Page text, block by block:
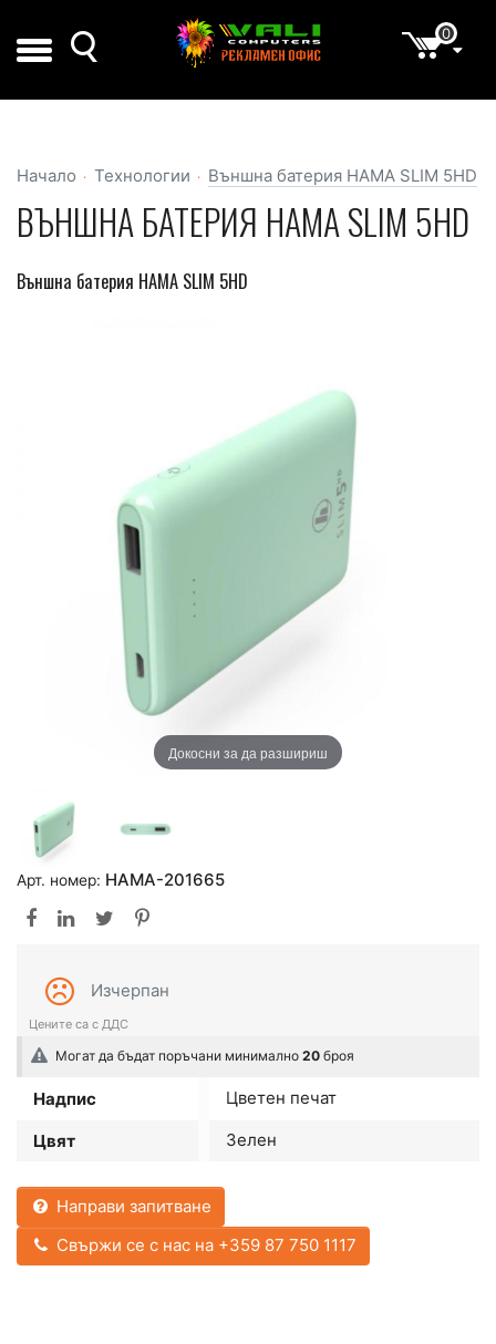
0
Начало Технологии Външна батерия HAMA SLIM 5HD
ВЪНШНА БАТЕРИЯ HAMA SLIM 5HD
Външна батерия HAMA SLIM 5HD
Докосни за да разшириш
Арт. номер: HAMA-201665
Изчерпан
Могат да бъдат поръчани минимално 20 броя
Надпис Цветен печат
Цвят Зелен
Направи запитване
Свържи се с нас на +359 87 750 1117